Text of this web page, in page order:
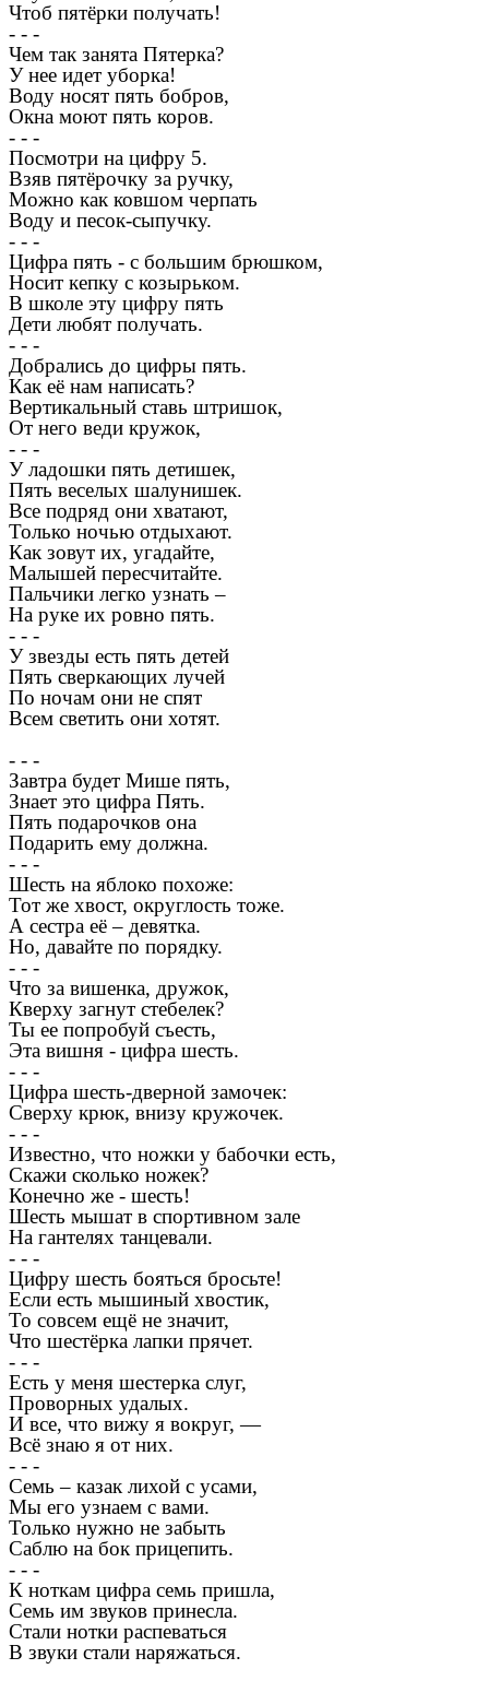
Чтоб пятёрки получать!
- - -
Чем так занята Пятерка?
У нее идет уборка!
Воду носят пять бобров,
Окна моют пять коров.
- - -
Посмотри на цифру 5.
Взяв пятёрочку за ручку,
Можно как ковшом черпать
Воду и песок-сыпучку.
- - -
Цифра пять - с большим брюшком,
Носит кепку с козырьком.
В школе эту цифру пять
Дети любят получать.
- - -
Добрались до цифры пять.
Как её нам написать?
Вертикальный ставь штришок,
От него веди кружок,
- - -
У ладошки пять детишек,
Пять веселых шалунишек.
Все подряд они хватают,
Только ночью отдыхают.
Как зовут их, угадайте,
Малышей пересчитайте.
Пальчики легко узнать –
На руке их ровно пять.
- - -
У звезды есть пять детей
Пять сверкающих лучей
По ночам они не спят
Всем светить они хотят.
- - -
Завтра будет Мише пять,
Знает это цифра Пять.
Пять подарочков она
Подарить ему должна.
- - -
Шесть на яблоко похоже:
Тот же хвост, округлость тоже.
А сестра её – девятка.
Но, давайте по порядку.
- - -
Что за вишенка, дружок,
Кверху загнут стебелек?
Ты ее попробуй съесть,
Эта вишня - цифра шесть.
- - -
Цифра шесть-дверной замочек:
Сверху крюк, внизу кружочек.
- - -
Известно, что ножки у бабочки есть,
Скажи сколько ножек?
Конечно же - шесть!
Шесть мышат в спортивном зале
На гантелях танцевали.
- - -
Цифру шесть бояться бросьте!
Если есть мышиный хвостик,
То совсем ещё не значит,
Что шестёрка лапки прячет.
- - -
Есть у меня шестерка слуг,
Проворных удалых.
И все, что вижу я вокруг, —
Всё знаю я от них.
- - -
Семь – казак лихой с усами,
Мы его узнаем с вами.
Только нужно не забыть
Саблю на бок прицепить.
- - -
К ноткам цифра семь пришла,
Семь им звуков принесла.
Стали нотки распеваться
В звуки стали наряжаться.